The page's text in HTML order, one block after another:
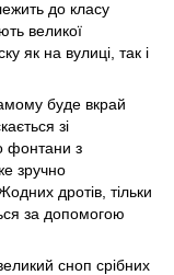
до класу
великої
як на вулиці, так і
буде вкрай
зі
фонтани з
зручно
дротів, тільки
за допомогою
сноп срібних